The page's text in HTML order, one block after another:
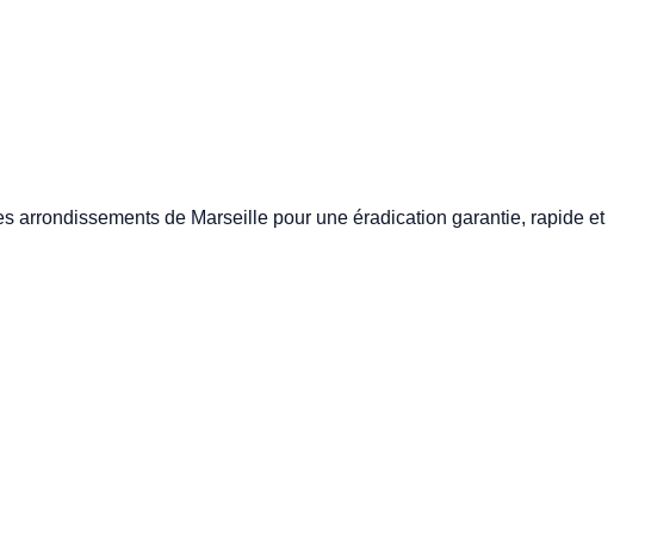
arrondissements de Marseille pour une éradication garantie, rapide et